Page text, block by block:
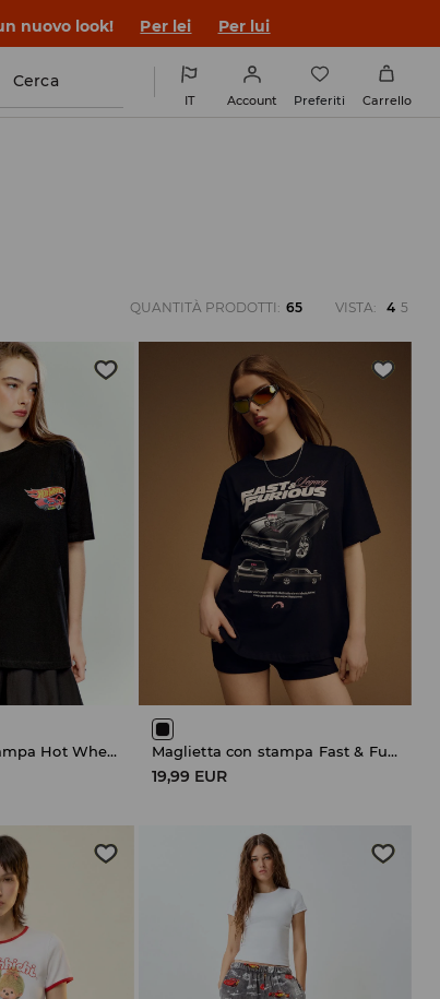
nuovo look! Per lei Per lui
Cerca
IT Account Preferiti Carrello
QUANTITÀ PRODOTTI : 65 VISTA: 4 5
Maglietta con stampa Hot Wheels Maglietta con stampa Fast & Furious /Universal 26/1
19,99 EUR